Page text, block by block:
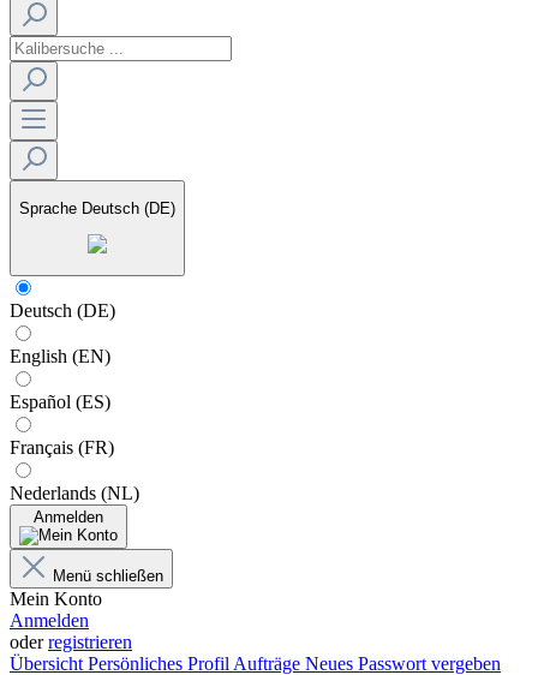
Sprache Deutsch (DE)
Deutsch (DE)
English (EN)
Español (ES)
Français (FR)
Nederlands (NL)
Anmelden
Menü schließen
Mein Konto
Anmelden
oderregistrieren
Übersicht Persönliches Profil Aufträge Neues Passwort vergeben